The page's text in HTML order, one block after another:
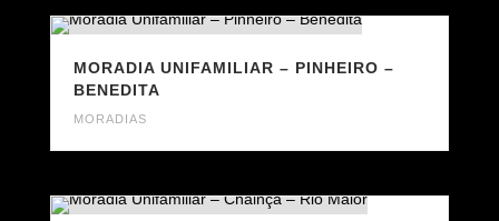
MORADIA UNIFAMILIAR – PINHEIRO –
BENEDITA
MORADIAS